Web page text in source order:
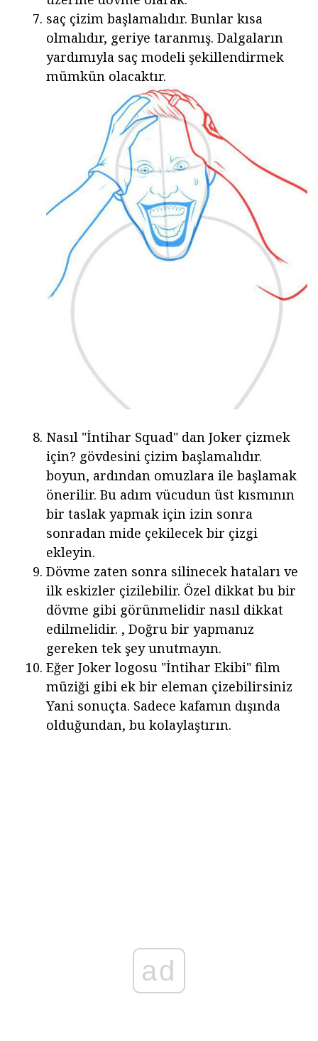
saç çizim başlamalıdır. Bunlar kısa
olmalıdır, geriye taranmış. Dalgaların
yardımıyla saç modeli şekillendirmek
mümkün olacaktır.
Nasıl "İntihar Squad" dan Joker çizmek
için? gövdesini çizim başlamalıdır.
boyun, ardından omuzlara ile başlamak
önerilir. Bu adım vücudun üst kısmının
bir taslak yapmak için izin sonra
sonradan mide çekilecek bir çizgi
ekleyin.
Dövme zaten sonra silinecek hataları ve
ilk eskizler çizilebilir. Özel dikkat bu bir
dövme gibi görünmelidir nasıl dikkat
edilmelidir. , Doğru bir yapmanız
gereken tek şey unutmayın.
Eğer Joker logosu "İntihar Ekibi" film
müziği gibi ek bir eleman çizebilirsiniz
Yani sonuçta. Sadece kafamın dışında
olduğundan, bu kolaylaştırın.
ad